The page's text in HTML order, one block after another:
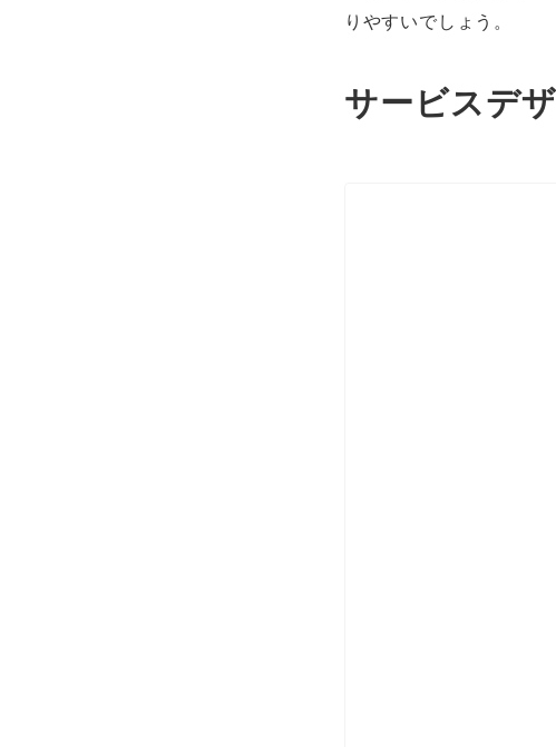
りやすいでしょう。
サービスデ